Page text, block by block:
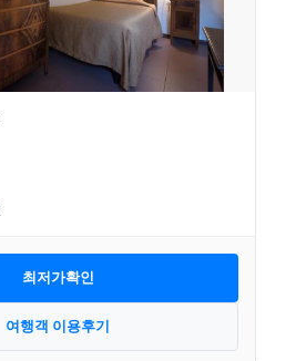
최저가확인
여행객 이용후기